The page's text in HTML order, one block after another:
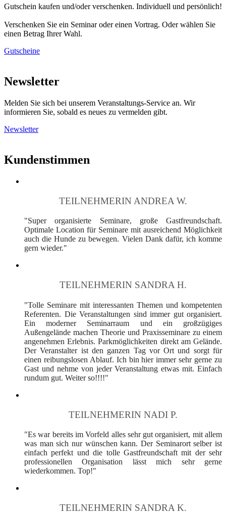
Gutschein kaufen und/oder verschenken. Individuell und persönlich!
Verschenken Sie ein Seminar oder einen Vortrag. Oder wählen Sie
einen Betrag Ihrer Wahl.
Gutscheine
Newsletter
Melden Sie sich bei unserem Veranstaltungs-Service an. Wir
informieren Sie, sobald es neues zu vermelden gibt.
Newsletter
Kundenstimmen
TEILNEHMERIN ANDREA W.
"Super organisierte Seminare, große Gastfreundschaft.
Optimale Location für Seminare mit ausreichend Möglichkeit
auch die Hunde zu bewegen. Vielen Dank dafür, ich komme
gern wieder."
TEILNEHMERIN SANDRA H.
"Tolle Seminare mit interessanten Themen und kompetenten
Referenten. Die Veranstaltungen sind immer gut organisiert.
Ein moderner Seminarraum und ein großzügiges
Außengelände machen Theorie und Praxisseminare zu einem
angenehmen Erlebnis. Parkmöglichkeiten direkt am Gelände.
Der Veranstalter ist den ganzen Tag vor Ort und sorgt für
einen reibungslosen Ablauf. Ich bin hier immer sehr gerne zu
Gast und nehme von jeder Veranstaltung etwas mit. Einfach
rundum gut. Weiter so!!!!"
TEILNEHMERIN NADI P.
"Es war bereits im Vorfeld alles sehr gut organisiert, mit allem
was man sich nur wünschen kann. Der Seminarort selber ist
einfach perfekt und die tolle Gastfreundschaft mit der sehr
professionellen Organisation lässt mich sehr gerne
wiederkommen. Top!"
TEILNEHMERIN SANDRA K.